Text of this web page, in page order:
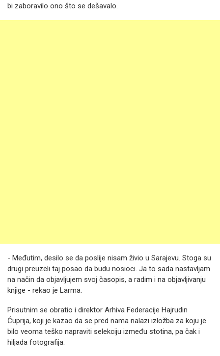
bi zaboravilo ono što se dešavalo.
- Međutim, desilo se da poslije nisam živio u Sarajevu. Stoga su
drugi preuzeli taj posao da budu nosioci. Ja to sada nastavljam
na način da objavljujem svoj časopis, a radim i na objavljivanju
knjige - rekao je Larma.
Prisutnim se obratio i direktor Arhiva Federacije Hajrudin
Ćuprija, koji je kazao da se pred nama nalazi izložba za koju je
bilo veoma teško napraviti selekciju između stotina, pa čak i
hiljada fotografija.